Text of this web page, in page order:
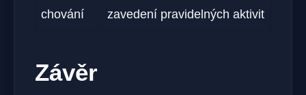
chování
zavedení pravidelných aktivit
Závěr